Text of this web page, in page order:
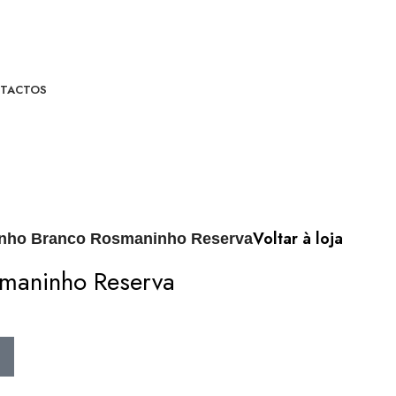
Branco Rosmaninho ReservaVoltar à loja
Reserva